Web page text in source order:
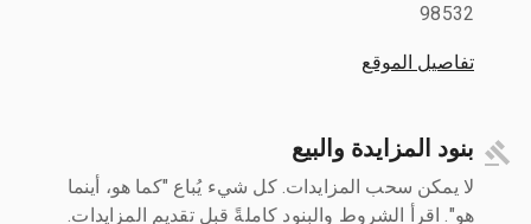
98532
تفاصيل الموقع
بنود المزايدة والبيع
لا يمكن سحب المزايدات. كل شيء يُباع "كما هو، أينما
هو". اقرأ الشروط والبنود كاملةً قبل تقديم المزايدات.